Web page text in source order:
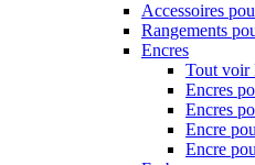
Accessoires
Rangements
Encres
Tout voir
Encres
Encres
Encre
Encre